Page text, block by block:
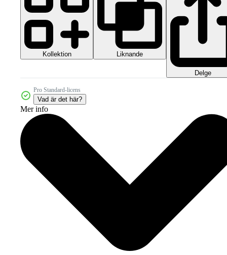
Kollektion Liknande
Delge
Pro Standard-licens
Vad är det här?
Mer info